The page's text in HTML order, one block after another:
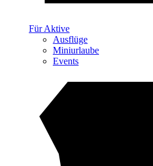
Für Aktive
Ausflüge
Miniurlaube
Events